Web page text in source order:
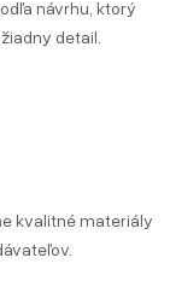
návrhu, ktorý
detail.
kvalitné materiály